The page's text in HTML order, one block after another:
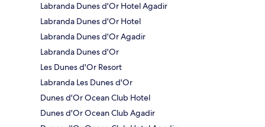
Labranda Dunes d'Or Hotel Agadir
Labranda Dunes d'Or Hotel
Labranda Dunes d'Or Agadir
Labranda Dunes d'Or
Les Dunes d'Or Resort
Labranda Les Dunes d'Or
Dunes d'Or Ocean Club Hotel
Dunes d'Or Ocean Club Agadir